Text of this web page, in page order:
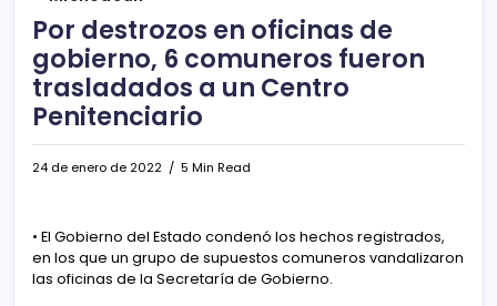
Por destrozos en oficinas de
gobierno, 6 comuneros fueron
trasladados a un Centro
Penitenciario
24 de enero de 2022 5 Min Read
• El Gobierno del Estado condenó los hechos registrados,
en los que un grupo de supuestos comuneros vandalizaron
las oficinas de la Secretaría de Gobierno.